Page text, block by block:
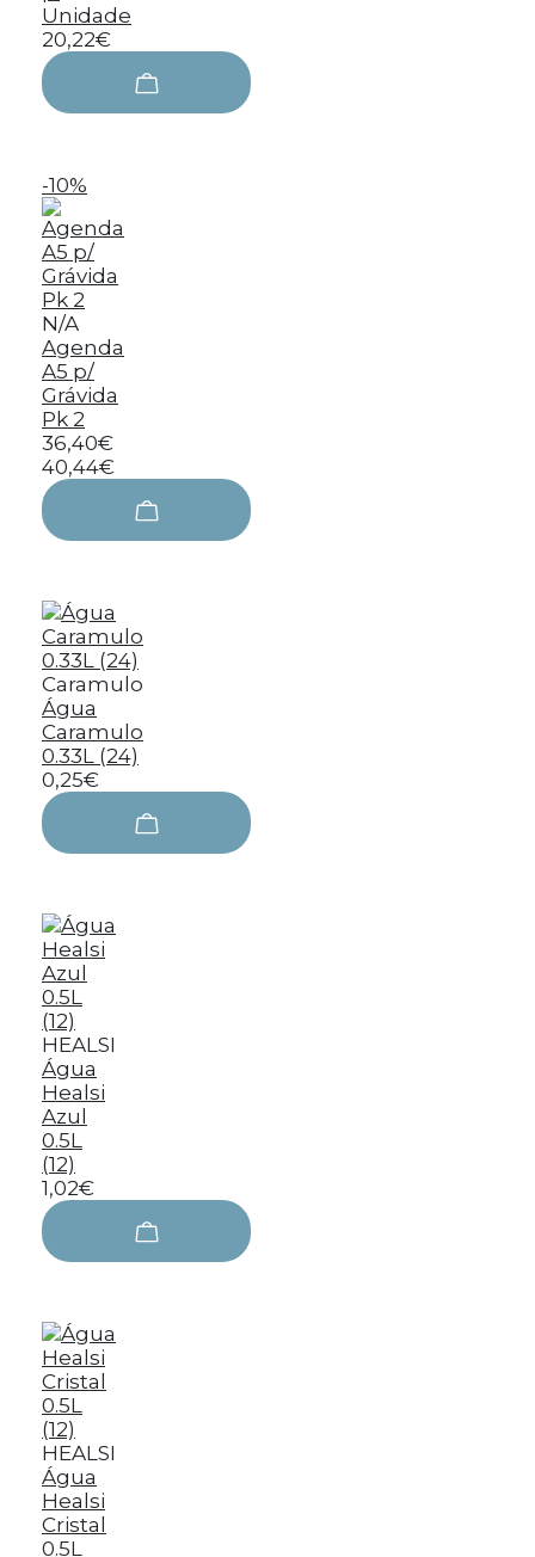
Unidade
20,22€
-10%
N/A
Agenda
A5 p/
Grávida
Pk 2
36,40€
40,44€
Caramulo
Água
Caramulo
0.33L (24)
0,25€
HEALSI
Água
Healsi
Azul
0.5L
(12)
1,02€
HEALSI
Água
Healsi
Cristal
0.5L